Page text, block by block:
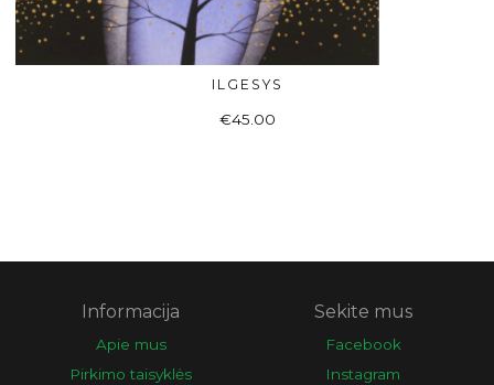
DAUGIAU
ILGESYS
€45.00
Informacija
Apie mus
Pirkimo taisyklės
Sekite mus
Facebook
Instagram